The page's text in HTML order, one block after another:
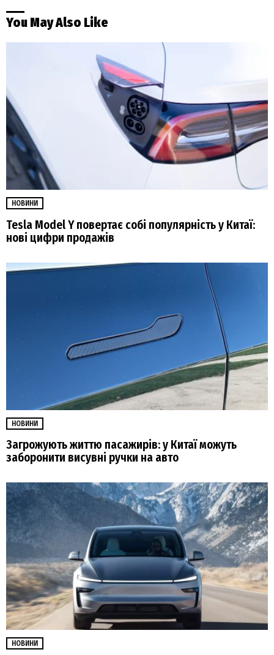
You May Also Like
НОВИНИ
Tesla Model Y повертає собі популярність у Китаї:
нові цифри продажів
НОВИНИ
Загрожують життю пасажирів: у Китаї можуть
заборонити висувні ручки на авто
НОВИНИ